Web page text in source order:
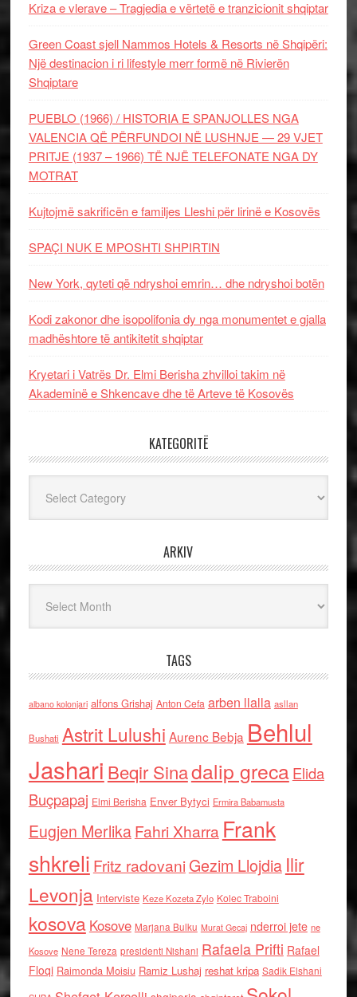
Kriza e vlerave – Tragjedia e vërtetë e tranzicionit shqiptar
Green Coast sjell Nammos Hotels & Resorts në Shqipëri:
Një destinacion i ri lifestyle merr formë në Rivierën
Shqiptare
PUEBLO (1966) / HISTORIA E SPANJOLLES NGA
VALENCIA QË PËRFUNDOI NË LUSHNJE — 29 VJET
PRITJE (1937 – 1966) TË NJË TELEFONATE NGA DY
MOTRAT
Kujtojmë sakrificën e familjes Lleshi për lirinë e Kosovës
SPAÇI NUK E MPOSHTI SHPIRTIN
New York, qyteti që ndryshoi emrin… dhe ndryshoi botën
Kodi zakonor dhe isopolifonia dy nga monumentet e gjalla
madhështore të antikitetit shqiptar
Kryetari i Vatrës Dr. Elmi Berisha zhvilloi takim në
Akademinë e Shkencave dhe të Arteve të Kosovës
KATEGORITË
ARKIV
TAGS
albano kolonjari alfons Grishaj Anton Cefa arben llalla asllan
Bushati Astrit Lulushi Aurenc Bebja Behlul
Jashari Beqir Sinadalip grecaElida
Buçpapaj Elmi Berisha Enver Bytyci Ermira Babamusta
Eugjen MerlikaFahri Xharra Frank
shkreli Fritz radovaniGezim Llojdia Ilir
Levonja Interviste Keze Kozeta Zylo Kolec Traboini
kosova Kosove Marjana Bulku Murat Gecaj nderroi jete ne
Kosove Nene Tereza presidenti Nishani Rafaela Prifti Rafael
Floqi Raimonda Moisiu Ramiz Lushaj reshat kripa Sadik Elshani